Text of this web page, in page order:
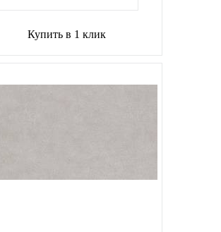
Купить в 1 клик